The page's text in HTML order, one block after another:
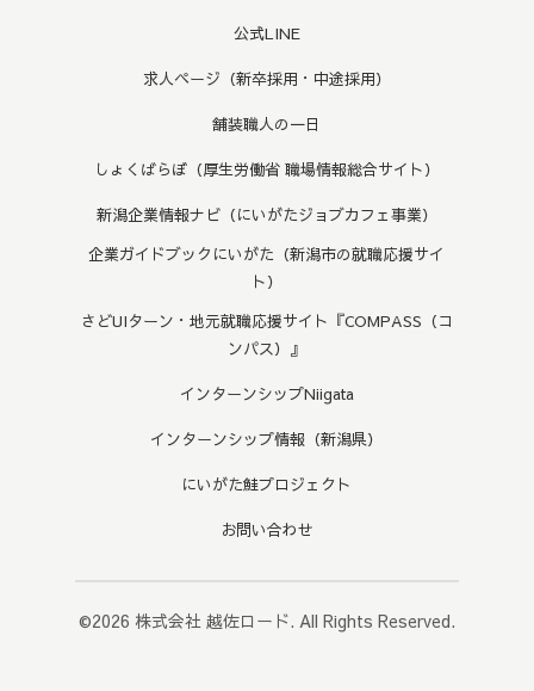
公式LINE
求人ページ（新卒採用・中途採用）
舗装職人の一日
しょくばらぼ（厚生労働省 職場情報総合サイト）
新潟企業情報ナビ（にいがたジョブカフェ事業）
企業ガイドブックにいがた（新潟市の就職応援サイ
ト）
さどUIターン・地元就職応援サイト『COMPASS（コ
ンパス）』
インターンシップNiigata
インターンシップ情報（新潟県）
にいがた鮭プロジェクト
お問い合わせ
©2026 株式会社 越佐ロード. All Rights Reserved.